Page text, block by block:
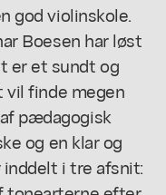
god violinskole.
Boesen har løst
er et sundt og
finde megen
pædagogisk
og en klar og
inddelt i tre afsnit: